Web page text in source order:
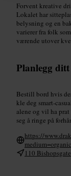
Forvent kreative
Lokalet har
belysning og en
varierer fra folk
værende utover
Planlegg ditt
Bestill bord hvis
kle deg smart-
alene og vil ha prat
seg å ringe på
https://
110